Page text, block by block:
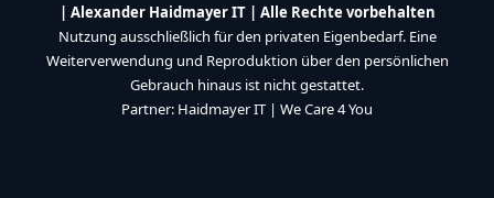
| Alexander Haidmayer IT | Alle Rechte vorbehalten
Nutzung ausschließlich für den privaten Eigenbedarf. Eine
Weiterverwendung und Reproduktion über den persönlichen
Gebrauch hinaus ist nicht gestattet.
Partner: Haidmayer IT | We Care 4 You